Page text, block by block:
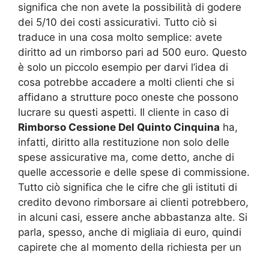
significa che non avete la possibilità di godere
dei 5/10 dei costi assicurativi. Tutto ciò si
traduce in una cosa molto semplice: avete
diritto ad un rimborso pari ad 500 euro. Questo
è solo un piccolo esempio per darvi l’idea di
cosa potrebbe accadere a molti clienti che si
affidano a strutture poco oneste che possono
lucrare su questi aspetti. Il cliente in caso di
Rimborso Cessione Del Quinto Cinquina ha,
infatti, diritto alla restituzione non solo delle
spese assicurative ma, come detto, anche di
quelle accessorie e delle spese di commissione.
Tutto ciò significa che le cifre che gli istituti di
credito devono rimborsare ai clienti potrebbero,
in alcuni casi, essere anche abbastanza alte. Si
parla, spesso, anche di migliaia di euro, quindi
capirete che al momento della richiesta per un